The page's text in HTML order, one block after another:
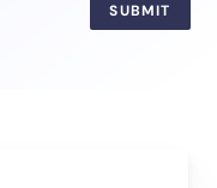
SUBMIT